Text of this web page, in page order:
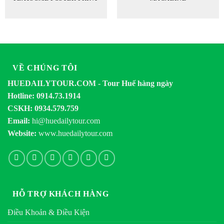
VỀ CHÚNG TÔI
HUEDAILYTOUR.COM - Tour Huế hàng ngày
Hotline: 0914.73.1914
CSKH: 0934.579.759
Email: hi@huedailytour.com
Website: www.huedailytour.com
HỖ TRỢ KHÁCH HÀNG
Điều Khoản & Điều Kiện